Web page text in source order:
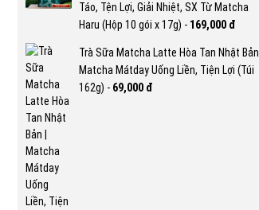
Táo, Tện Lợi, Giải Nhiệt, SX Từ Matcha
Haru (Hộp 10 gói x 17g) - 169,000 đ
Trà Sữa Matcha Latte Hòa Tan Nhật Bản |
Matcha Mátday Uống Liền, Tiện Lợi (Túi
162g) - 69,000 đ